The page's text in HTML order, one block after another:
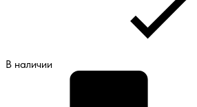
В наличии